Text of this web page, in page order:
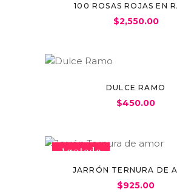
100 ROSAS ROJAS EN
$2,550.00
DULCE RAMO
$450.00
Agotado
JARRÓN TERNURA DE
$925.00